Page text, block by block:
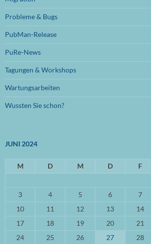
April 2022
März 2022
April 2021
März 2021 (3)
Probleme & Bugs
PubMan-Release
PuRe-News
Tagungen & Workshops
Wartungsarbeiten
Wussten Sie schon?
JUNI 2024
M D M D F
3
4 5 6 7
10
11 12 13 14
17
18 19 20 21
24
25 26 27 28